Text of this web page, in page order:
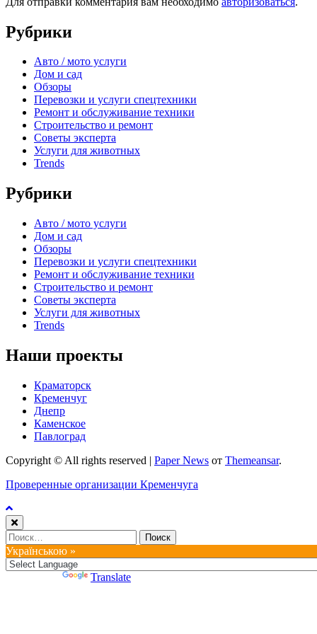
Рубрики
Авто / мото услуги
Дом и сад
Обзоры
Перевозки и услуги спецтехники
Ремонт и обслуживание техники
Строительство и ремонт
Советы эксперта
Услуги для животных
Trends
Рубрики
Авто / мото услуги
Дом и сад
Обзоры
Перевозки и услуги спецтехники
Ремонт и обслуживание техники
Строительство и ремонт
Советы эксперта
Услуги для животных
Trends
Наши проекты
Краматорск
Кременчуг
Днепр
Каменское
Павлоград
Copyright © All rights reserved | Paper News от Themeansar.
Проверенные организации Кременчуга
Найти:
Українською »
Translate